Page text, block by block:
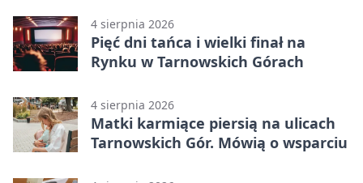
4 sierpnia 2026
Pięć dni tańca i wielki finał na
Rynku w Tarnowskich Górach
4 sierpnia 2026
Matki karmiące piersią na ulicach
Tarnowskich Gór. Mówią o wsparciu